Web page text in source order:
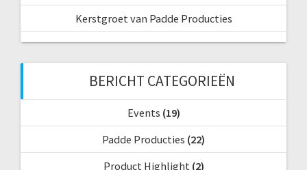
Kerstgroet van Padde Producties
BERICHT CATEGORIEËN
Events (19)
Padde Producties (22)
Product Highlight(2)